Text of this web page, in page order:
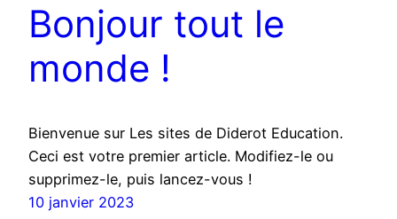
Bonjour tout le
monde !
Bienvenue sur Les sites de Diderot Education.
Ceci est votre premier article. Modifiez-le ou
supprimez-le, puis lancez-vous !
10 janvier 2023